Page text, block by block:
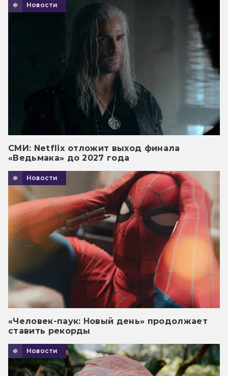
Новости
СМИ: Netflix отложит выход финала
«Ведьмака» до 2027 года
Новости
«Человек-паук: Новый день» продолжает
ставить рекорды
Новости